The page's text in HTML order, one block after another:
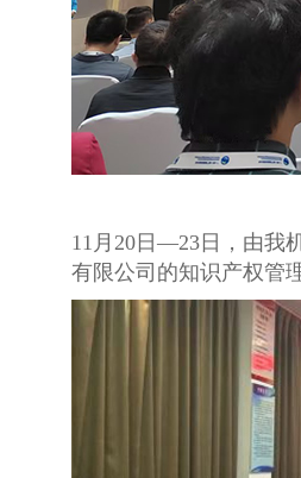
11月20日—23日，由我
有限公司的知识产权管